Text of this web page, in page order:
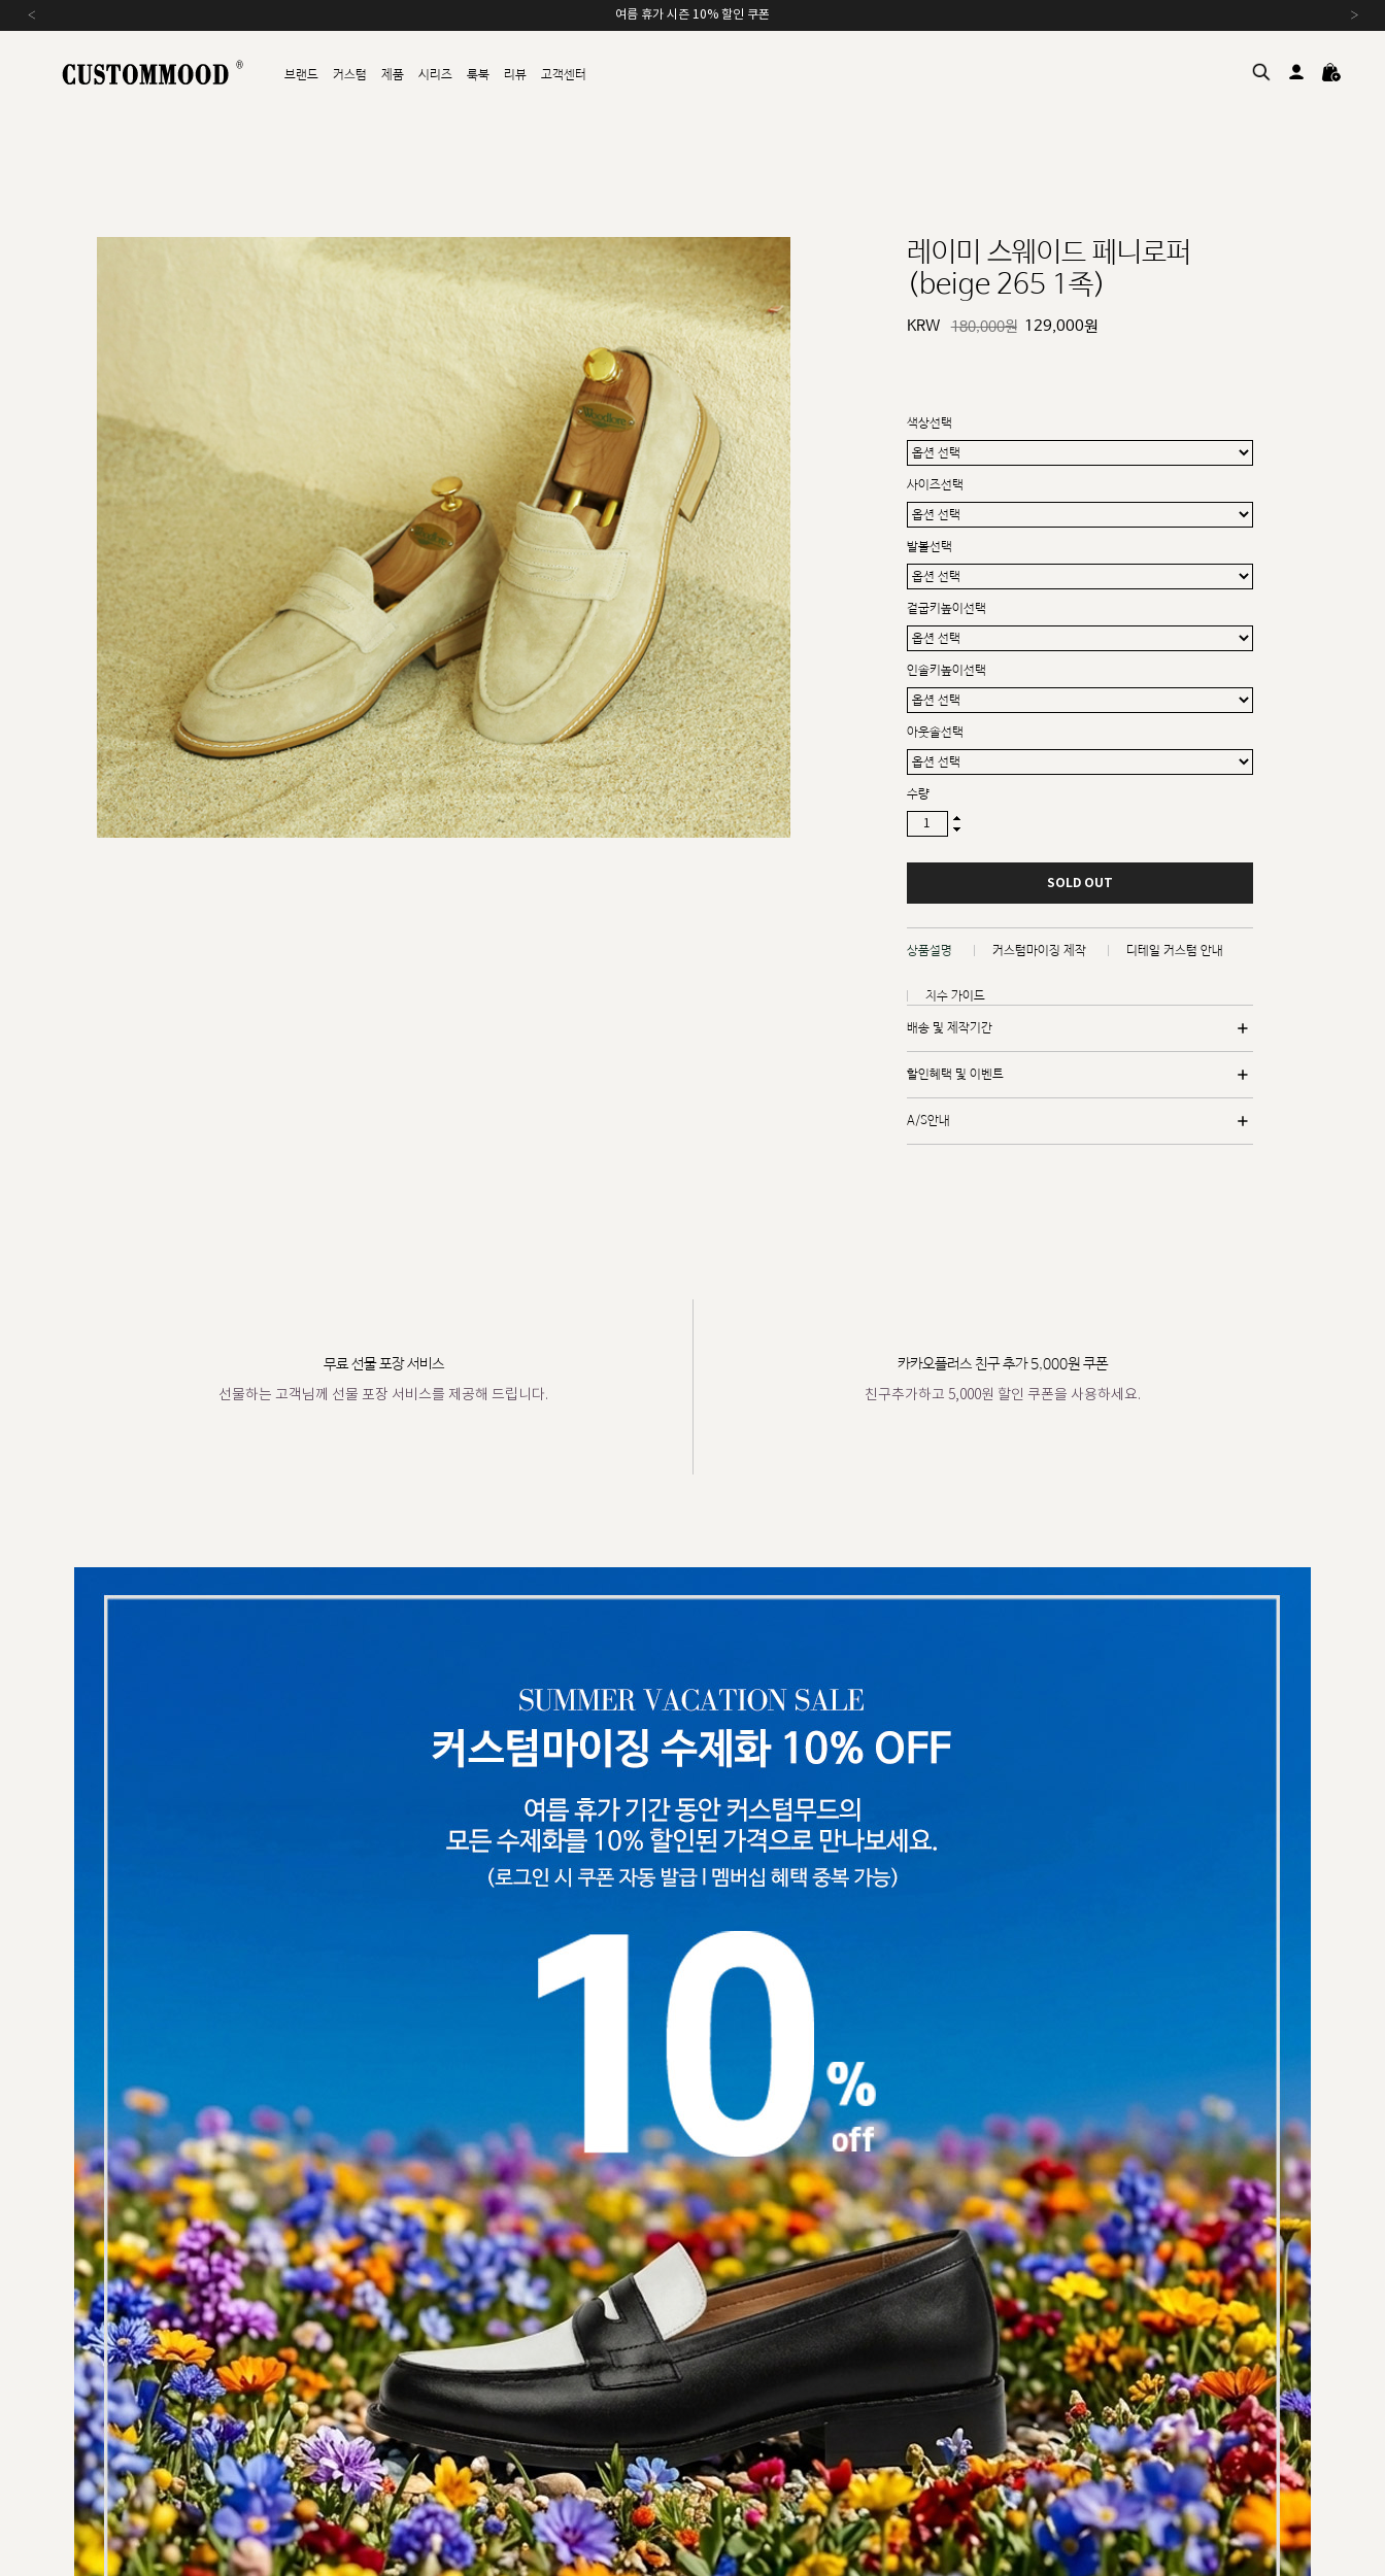
여름 휴가 시즌 10% 할인 쿠폰
‹ ›
브랜드 커스텀 제품 시리즈 룩북 리뷰 고객센터
sat,sun,holiday off
레이미 스웨이드 페니로퍼
(beige 265 1족)
KRW 180,000원 129,000원
색상선택
사이즈선택
발볼선택
겉굽키높이선택
인솔키높이선택
아웃솔선택
수량
SOLD OUT
상품설명 커스텀마이징 제작 디테일 커스텀 안내
치수 가이드
배송 및 제작기간
할인혜택 및 이벤트
A/S안내
무료 선물 포장 서비스
선물하는 고객님께 선물 포장 서비스를 제공해 드립니다.
카카오플러스 친구 추가 5,000원 쿠폰
친구추가하고 5,000원 할인 쿠폰을 사용하세요.